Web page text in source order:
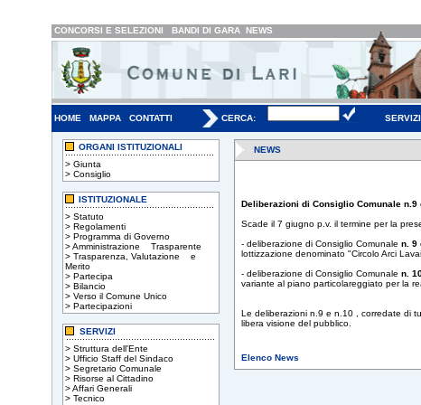
CONCORSI E SELEZIONI BANDI DI GARA NEWS
HOME MAPPA CONTATTI CERCA:
ORGANI ISTITUZIONALI
> Giunta
> Consiglio
ISTITUZIONALE
> Statuto
> Regolamenti
> Programma di Governo
>Amministrazione Trasparente
> Trasparenza, Valutazione e
Merito
> Partecipa
> Bilancio
> Verso il Comune Unico
> Partecipazioni
SERVIZI
> Struttura dell'Ente
> Ufficio Staff del Sindaco
> Segretario Comunale
> Risorse al Cittadino
>Affari Generali
> Tecnico
NEWS
Deliberazioni di Consiglio Comunale n.9
Scade il 7 giugno p.v. il termine per la
- deliberazione di Consiglio Comunale n. 9
lottizzazione denominato "Circolo Arci
- deliberazione di Consiglio Comunale n.
variante al piano particolareggiato per la
Le deliberazioni n.9 e n.10 , corredate di
libera visione del pubblico.
Elenco News